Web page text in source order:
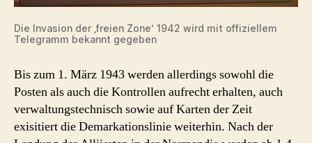
Die Invasion der ‚freien Zone‘ 1942 wird mit offiziellem
Telegramm bekannt gegeben
Bis zum 1. März 1943 werden allerdings sowohl die
Posten als auch die Kontrollen aufrecht erhalten, auch
verwaltungstechnisch sowie auf Karten der Zeit
exisitiert die Demarkationslinie weiterhin. Nach der